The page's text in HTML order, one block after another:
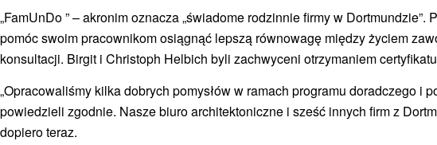
„FamUnDo” – akronim oznacza „świadome rodzinnie firmy w
pomóc swoim pracownikom osiągnąć lepszą równowagę między życiem
konsultacji. Birgit i Christoph Helbich byli zachwyceni otrzymaniem
„Opracowaliśmy kilka dobrych pomysłów w ramach programu doradczego
powiedzieli zgodnie. Nasze biuro architektoniczne i sześć innych firm z
dopiero teraz.